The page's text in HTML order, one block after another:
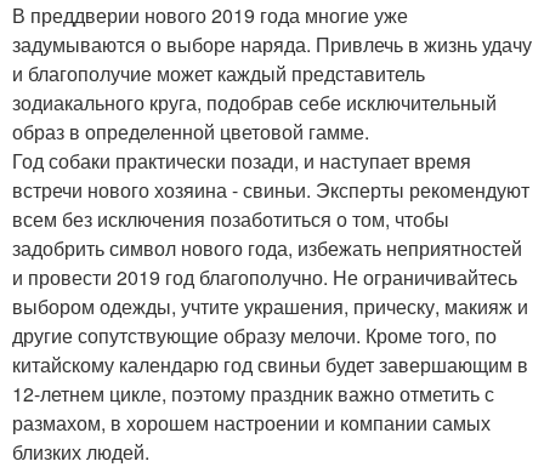
В преддверии нового 2019 года многие уже
задумываются о выборе наряда. Привлечь в жизнь удачу
и благополучие может каждый представитель
зодиакального круга, подобрав себе исключительный
образ в определенной цветовой гамме.
Год собаки практически позади, и наступает время
встречи нового хозяина - свиньи. Эксперты рекомендуют
всем без исключения позаботиться о том, чтобы
задобрить символ нового года, избежать неприятностей
и провести 2019 год благополучно. Не ограничивайтесь
выбором одежды, учтите украшения, прическу, макияж и
другие сопутствующие образу мелочи. Кроме того, по
китайскому календарю год свиньи будет завершающим в
12-летнем цикле, поэтому праздник важно отметить с
размахом, в хорошем настроении и компании самых
близких людей.